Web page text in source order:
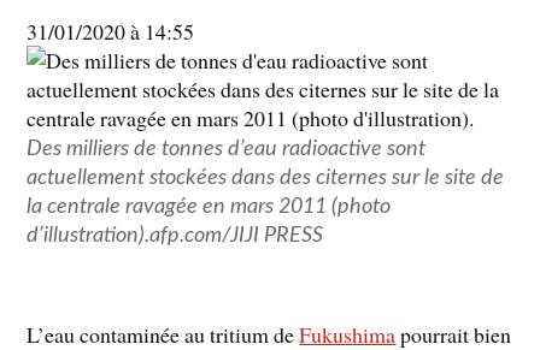
31/01/2020 à 14:55
Des milliers de tonnes d’eau radioactive sont
actuellement stockées dans des citernes sur le site de
la centrale ravagée en mars 2011 (photo
d’illustration).afp.com/JIJI PRESS
L’eau contaminée au tritium deFukushimapourrait bien